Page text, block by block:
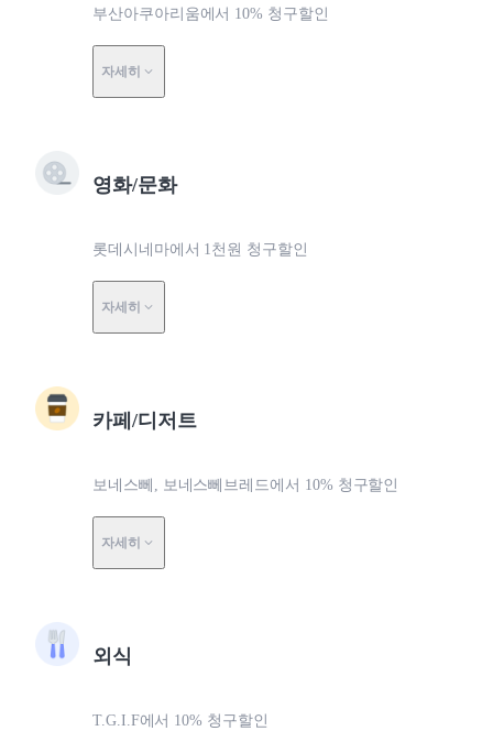
부산아쿠아리움에서 10% 청구할인
자세히
영화/문화
롯데시네마에서 1천원 청구할인
자세히
카페/디저트
보네스뻬, 보네스뻬브레드에서 10% 청구할인
자세히
외식
T.G.I.F에서 10% 청구할인